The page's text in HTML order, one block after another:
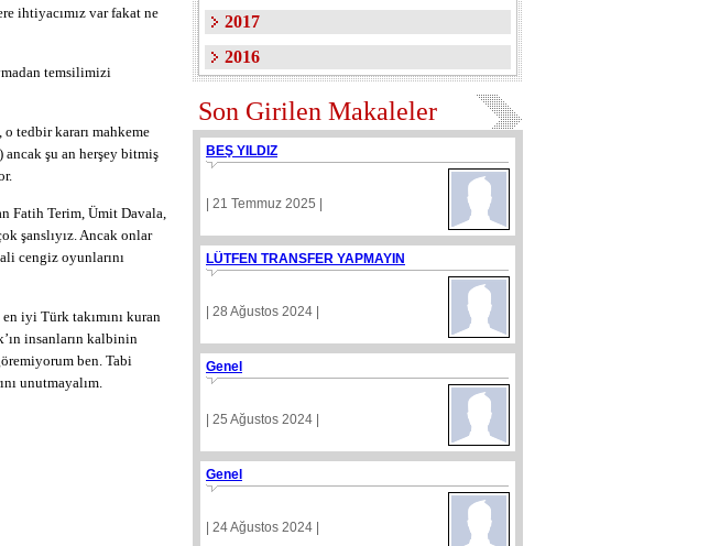
ihtiyacımız var fakat ne
temsilimizi
tedbir kararı mahkeme
şu an herşey bitmiş
Fatih Terim, Ümit Davala,
şanslıyız. Ancak onlar
cengiz oyunlarını
iyi Türk takımını kuran
insanların kalbinin
ben. Tabi
unutmayalım.
2017
2016
Son Girilen Makaleler
BEŞ YILDIZ
| 21 Temmuz 2025 |
LÜTFEN TRANSFER YAPMAYIN
| 28 Ağustos 2024 |
Genel
| 25 Ağustos 2024 |
Genel
| 24 Ağustos 2024 |